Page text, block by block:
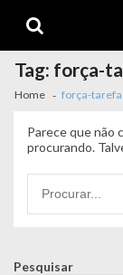
navigation
content
Tag: força-
Home força-tarefa
Parece que não
procurando.
por:
Pesquisar